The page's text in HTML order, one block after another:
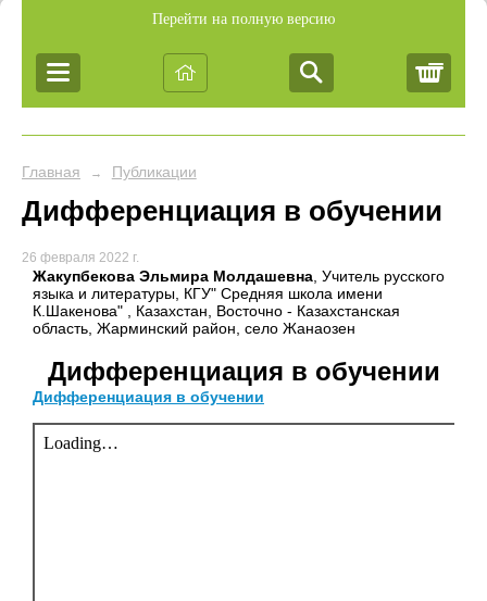
Перейти на полную версию
Главная → Публикации
Дифференциация в обучении
26 февраля 2022 г.
Жакупбекова Эльмира Молдашевна, Учитель русского
языка и литературы, КГУ" Средняя школа имени
К.Шакенова" , Казахстан, Восточно - Казахстанская
область, Жарминский район, село Жанаозен
Дифференциация в обучении
Дифференциация в обучении